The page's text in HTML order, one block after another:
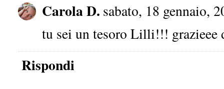
Carola D. sabato, 18 gennaio,
tu sei un tesoro Lilli!!! grazieee
Rispondi